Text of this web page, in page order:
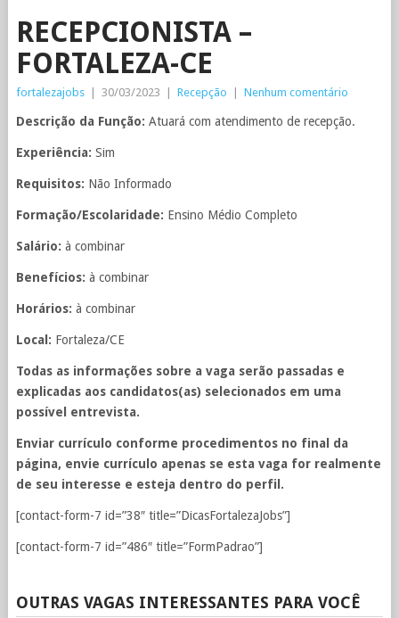
RECEPCIONISTA –
FORTALEZA-CE
fortalezajobs 30/03/2023 Recepção Nenhum comentário
Descrição da Função: Atuará com atendimento de recepção.
Experiência: Sim
Requisitos: Não Informado
Formação/Escolaridade: Ensino Médio Completo
Salário: à combinar
Benefícios: à combinar
Horários: à combinar
Local: Fortaleza/CE
Todas as informações sobre a vaga serão passadas e
explicadas aos candidatos(as) selecionados em uma
possível entrevista.
Enviar currículo conforme procedimentos no final da
página, envie currículo apenas se esta vaga for realmente
de seu interesse e esteja dentro do perfil.
[contact-form-7 id=”38″ title=”DicasFortalezaJobs”]
[contact-form-7 id=”486″ title=”FormPadrao”]
OUTRAS VAGAS INTERESSANTES PARA VOCÊ